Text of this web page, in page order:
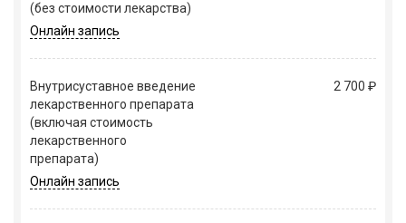
(без стоимости лекарства)
Онлайн запись
Внутрисуставное введение
лекарственного препарата
(включая стоимость
лекарственного
препарата)
2 700 ₽
Онлайн запись